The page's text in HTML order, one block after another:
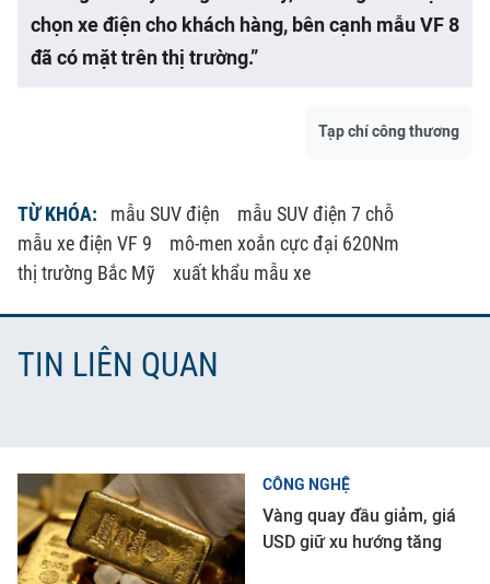
chọn xe điện cho khách hàng, bên cạnh mẫu VF 8
đã có mặt trên thị trường.”
Tạp chí công thương
TỪ KHÓA: mẫu SUV điện
mẫu SUV điện 7 chỗ
mẫu xe điện VF 9
mô-men xoắn cực đại 620Nm
thị trường Bắc Mỹ
xuất khẩu mẫu xe
TIN LIÊN QUAN
CÔNG NGHỆ
Vàng quay đầu giảm, giá
USD giữ xu hướng tăng